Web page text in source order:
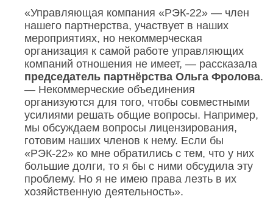
«Управляющая компания «РЭК-22» — член
нашего партнерства, участвует в наших
мероприятиях, но некоммерческая
организация к самой работе управляющих
компаний отношения не имеет, — рассказала
председатель партнёрства Ольга Фролова.
— Некоммерческие объединения
организуются для того, чтобы совместными
усилиями решать общие вопросы. Например,
мы обсуждаем вопросы лицензирования,
готовим наших членов к нему. Если бы
«РЭК-22» ко мне обратились с тем, что у них
большие долги, то я бы с ними обсудила эту
проблему. Но я не имею права лезть в их
хозяйственную деятельность».